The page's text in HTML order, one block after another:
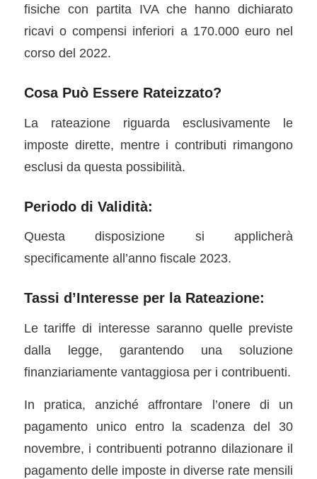
fisiche con partita IVA che hanno dichiarato
ricavi o compensi inferiori a 170.000 euro nel
corso del 2022.
Cosa Può Essere Rateizzato?
La rateazione riguarda esclusivamente le
imposte dirette, mentre i contributi rimangono
esclusi da questa possibilità.
Periodo di Validità:
Questa disposizione si applicherà
specificamente all’anno fiscale 2023.
Tassi d’Interesse per la Rateazione:
Le tariffe di interesse saranno quelle previste
dalla legge, garantendo una soluzione
finanziariamente vantaggiosa per i contribuenti.
In pratica, anziché affrontare l’onere di un
pagamento unico entro la scadenza del 30
novembre, i contribuenti potranno dilazionare il
pagamento delle imposte in diverse rate mensili